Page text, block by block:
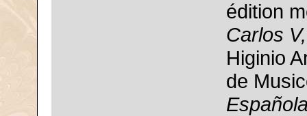
édition
Carlos V,
Higinio
de